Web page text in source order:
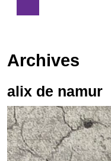
Archives
alix de namur